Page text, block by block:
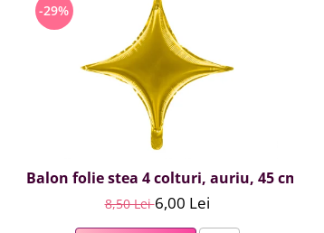
Party, Litera I, 40 cm
-29%
Balon folie stea 4 colturi, auriu, 45 cm
8,50 Lei6,00 Lei